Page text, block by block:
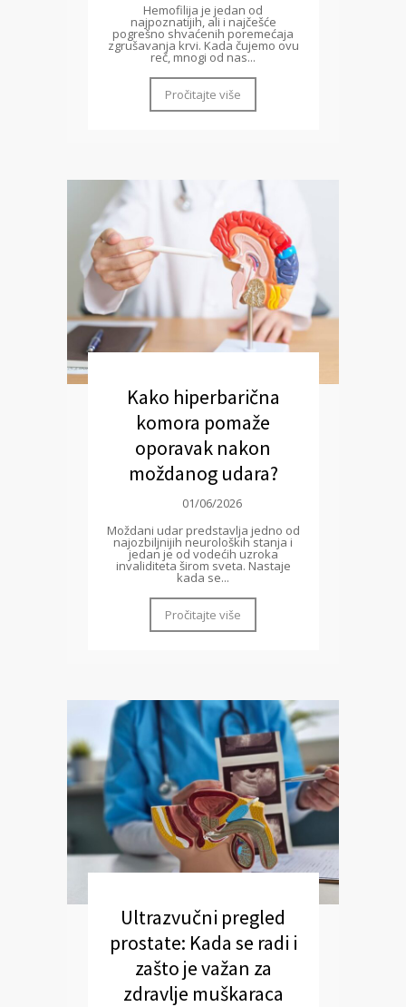
Hemofilija je jedan od
najpoznatijih, ali i najčešće
pogrešno shvaćenih poremećaja
zgrušavanja krvi. Kada čujemo ovu
reč, mnogi od nas...
Pročitajte više
Kako hiperbarična
komora pomaže
oporavak nakon
moždanog udara?
01/06/2026
Moždani udar predstavlja jedno od
najozbiljnijih neuroloških stanja i
jedan je od vodećih uzroka
invaliditeta širom sveta. Nastaje
kada se...
Pročitajte više
Ultrazvučni pregled
prostate: Kada se radi i
zašto je važan za
zdravlje muškaraca